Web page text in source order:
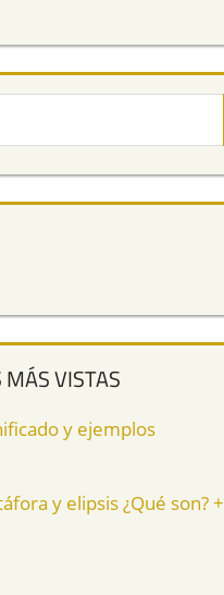
VISTAS
y ejemplos
y elipsis ¿Qué son? +